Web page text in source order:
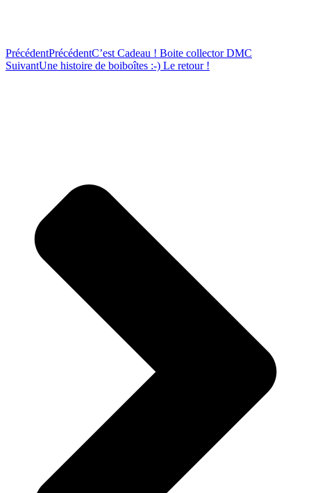
PrécédentPrécédentC’est Cadeau ! Boite collector DMC
SuivantUne histoire de boiboîtes :-) Le retour !